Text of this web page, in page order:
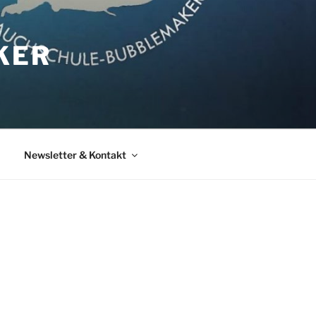
Newsletter & Kontakt